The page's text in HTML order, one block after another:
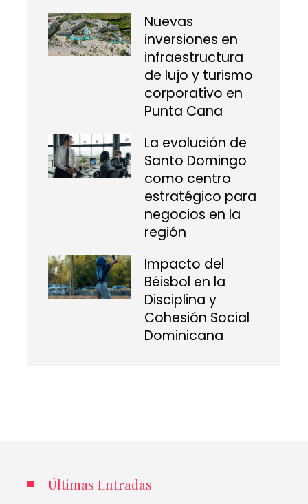
Nuevas
inversiones en
infraestructura
de lujo y turismo
corporativo en
Punta Cana
La evolución de
Santo Domingo
como centro
estratégico para
negocios en la
región
Impacto del
Béisbol en la
Disciplina y
Cohesión Social
Dominicana
Últimas Entradas